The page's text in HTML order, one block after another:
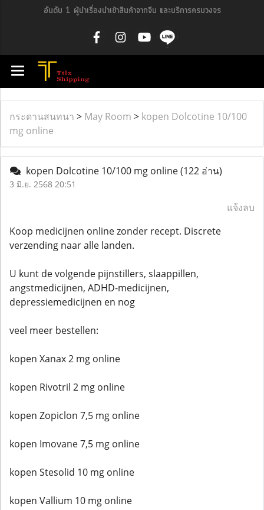
อันดับ 1 ผู้นำเรื่องนำเข้าสินค้าจากจีน และบริการครบวงจร
กระดานสนทนา > May Room > kopen Dolcotine 10/100
mg online
kopen Dolcotine 10/100 mg online(122 อ่าน)
3 มิ.ย. 2568 20:51
แจ้งลบ
Koop medicijnen online zonder recept. Discrete
verzending naar alle landen.
U kunt de volgende pijnstillers, slaappillen,
angstmedicijnen, ADHD-medicijnen,
depressiemedicijnen en nog
veel meer bestellen:
kopen Xanax 2 mg online
kopen Rivotril 2 mg online
kopen Zopiclon 7,5 mg online
kopen Imovane 7,5 mg online
kopen Stesolid 10 mg online
kopen Vallium 10 mg online